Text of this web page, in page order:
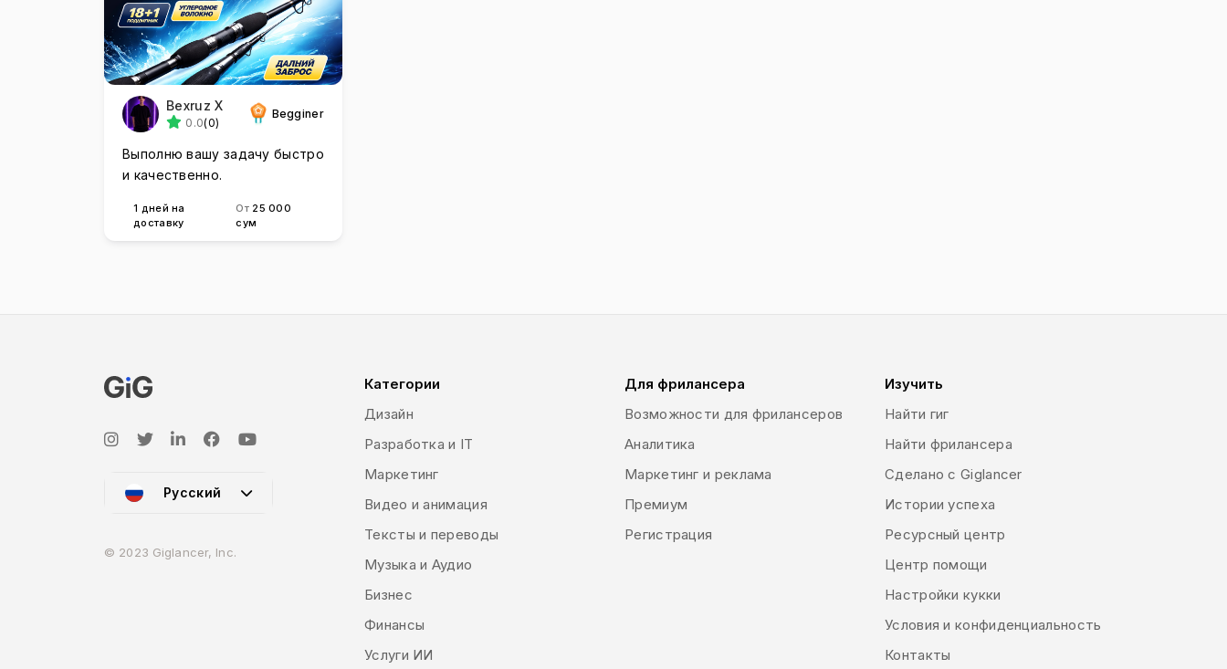
Bexruz X
0.0(0)
Begginer
Выполню вашу задачу быстро
и качественно.
1 дней на
доставку
От 25 000
сум
Русский
© 2023 Giglancer, Inc.
Категории
Дизайн
Разработка и IT
Маркетинг
Видео и анимация
Тексты и переводы
Музыка и Аудио
Бизнес
Финансы
Услуги ИИ
Для фрилансера
Возможности для фрилансеров
Аналитика
Маркетинг и реклама
Премиум
Регистрация
Изучить
Найти гиг
Найти фрилансера
Сделано с Giglancer
Истории успеха
Ресурсный центр
Центр помощи
Настройки кукки
Условия и конфиденциальность
Контакты